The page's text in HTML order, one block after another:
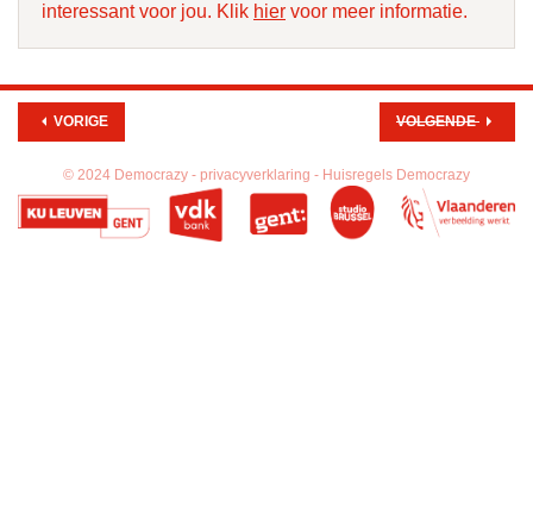
interessant voor jou. Klik hier voor meer informatie.
VORIGE VOLGENDE
© 2024 Democrazy - privacyverklaring - Huisregels Democrazy